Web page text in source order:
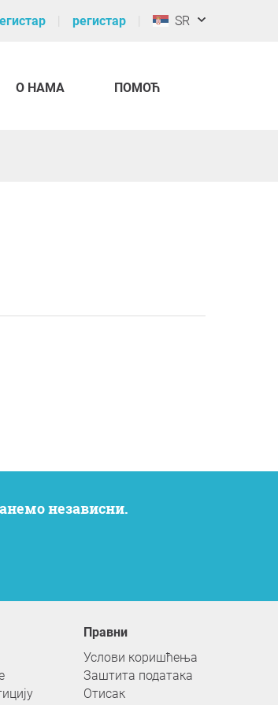
регистар SR
О НАМА ПОМОЋ
независни.
Правни
Услови коришћења
Заштита података
Отисак